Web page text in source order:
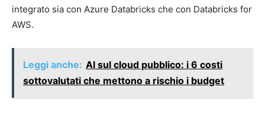
integrato sia con Azure Databricks che con Databricks for
AWS.
Leggi anche: AI sul cloud pubblico: i 6 costi
sottovalutati che mettono a rischio i budget